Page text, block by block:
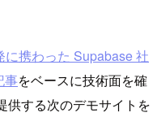
に携わった Supabase 社
事をベースに技術面を確
供する次のデモサイトを